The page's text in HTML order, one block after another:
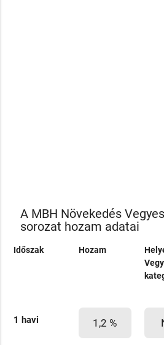
A MBH Növekedés
sorozat hozam adatai
Időszak Hozam
1 havi 1,2 %